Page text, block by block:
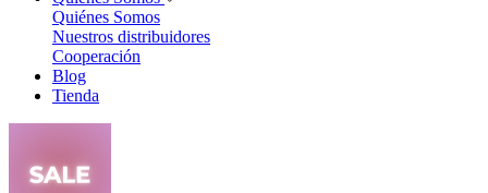
Quiénes Somos
Nuestros distribuidores
Cooperación
Blog
Tienda